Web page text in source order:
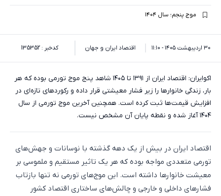
موج پنجم؛ سال ۱۴۰۴
۳۰ اردیبهشت ۱۴۰۵ - ۱۱:۱۰ اقتصاد ایران و جهان کدخبر : 135352
اکوایران: اقتصاد ایران از ۱۳۹۱ تا ۱۴۰۵ شاهد پنج موج تورمی بوده که هر
بار، زندگی خانوارها را زیر فشار معیشتی قرار داده و رکوردهای تازه‌ای در
افزایش قیمت‌ها ثبت کرده است. همچنین آخرین موج تورمی از سال
۱۴۰۴ آغاز شده و نقطه پایان آن مشخص نیست.
اقتصاد ایران در بیش از یک دهه گذشته با نوسانات و جهش‌های
تورمی متعددی مواجه بوده که هر یک تاثیر مستقیم و ملموسی بر
معیشت خانوارها داشته است. این موج‌های تورمی نه تنها بازتاب
فشارهای داخلی و خارجی و چالش‌های ساختاری اقتصاد کشور